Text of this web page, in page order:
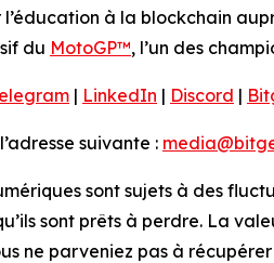
à la blockchain
du MotoGP™, l’un des
| LinkedIn | Discord |
suivante :
sont sujets à des
sont prêts à perdre. La
ne parveniez pas à